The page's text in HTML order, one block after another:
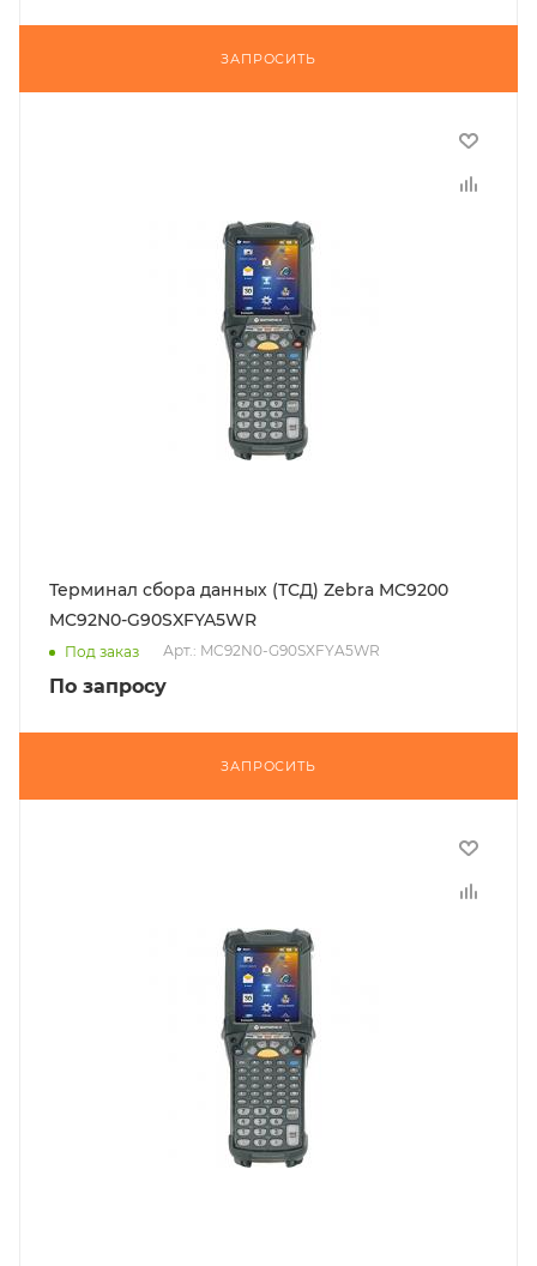
ЗАПРОСИТЬ
Терминал сбора данных (ТСД) Zebra MC9200
MC92N0-G90SXFYA5WR
Под заказ Арт.: MC92N0-G90SXFYA5WR
По запросу
ЗАПРОСИТЬ